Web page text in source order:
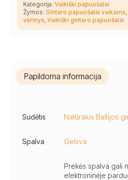
vaikiškas
gintarinis
vėrinys
Kategorija: Vaikiški papuošalai
Žymos: Gintaro papuošalai vaikams,
vėrinys, Vaikiški gintaro papuošalai
Papildoma informacija
Sudėtis Natūralus Baltijos
Spalva Gelsva
Prekės spalva gali
elektroninėje